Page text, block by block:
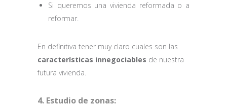
Si queremos una vivienda reformada o a
reformar.
En definitiva tener muy claro cuales son las
características innegociables de nuestra
futura vivienda.
4. Estudio de zonas: